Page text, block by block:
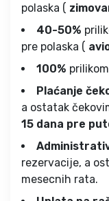
polaska (
40-50%
pre polaska (
100%
Plaćanje
a ostatak
15 dana pre
rezervacije, a
mesecnih rata.